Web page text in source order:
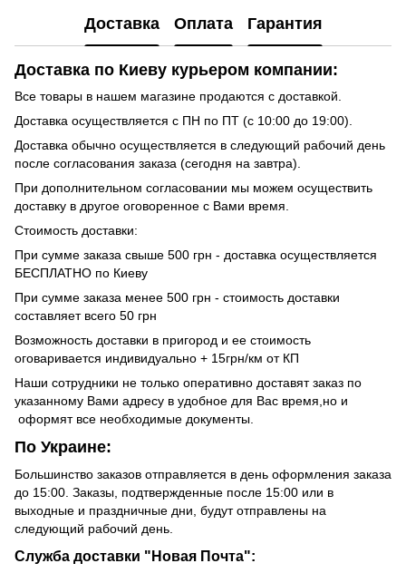
Доставка Оплата Гарантия
Доставка по Киеву курьером компании:
Все товары в нашем магазине продаются с доставкой.
Доставка осуществляется с ПН по ПТ (с 10:00 до 19:00).
Доставка обычно осуществляется в следующий рабочий день
после согласования заказа (сегодня на завтра).
При дополнительном согласовании мы можем осуществить
доставку в другое оговоренное с Вами время.
Стоимость доставки:
При сумме заказа свыше 500 грн - доставка осуществляется
БЕСПЛАТНО по Киеву
При сумме заказа менее 500 грн - стоимость доставки
составляет всего 50 грн
Возможность доставки в пригород и ее стоимость
оговаривается индивидуально + 15грн/км от КП
Наши сотрудники не только оперативно доставят заказ по
указанному Вами адресу в удобное для Вас время,но и
оформят все необходимые документы.
По Украине:
Большинство заказов отправляется в день оформления заказа
до 15:00. Заказы, подтвержденные после 15:00 или в
выходные и праздничные дни, будут отправлены на
следующий рабочий день.
Служба доставки "Новая Почта":